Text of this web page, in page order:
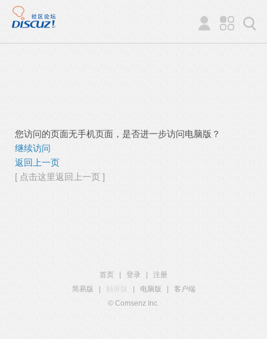
您访问的页面无手机页面，是否进一步访问电脑版？
继续访问
返回上一页
[ 点击这里返回上一页 ]
首页 登录
注册
简易版
触屏版 电脑版
客户端
© Comsenz Inc.